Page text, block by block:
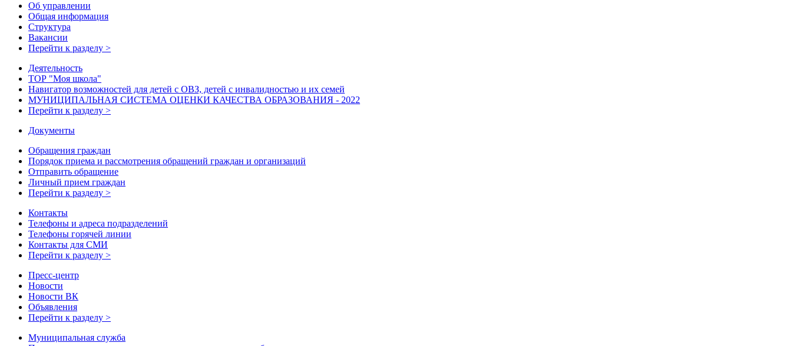
Об управлении
Общая информация
Структура
Вакансии
Перейти к разделу >
Деятельность
ТОР "Моя школа"
Навигатор возможностей для детей с ОВЗ, детей с инвалидностью и их семей
МУНИЦИПАЛЬНАЯ СИСТЕМА ОЦЕНКИ КАЧЕСТВА ОБРАЗОВАНИЯ - 2022
Перейти к разделу >
Документы
Обращения граждан
Порядок приема и рассмотрения обращений граждан и организаций
Отправить обращение
Личный прием граждан
Перейти к разделу >
Контакты
Телефоны и адреса подразделений
Телефоны горячей линии
Контакты для СМИ
Перейти к разделу >
Пресс-центр
Новости
Новости ВК
Объявления
Перейти к разделу >
Муниципальная служба